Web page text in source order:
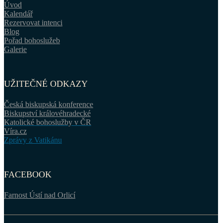
Úvod
Kalendář
Rezervovat intenci
Blog
Pořad bohoslužeb
Galerie
UŽITEČNÉ ODKAZY
Česká biskupská konference
Biskupství královéhradecké
Katolické bohoslužby v ČR
Víra.cz
Zprávy z Vatikánu
FACEBOOK
Farnost Ústí nad Orlicí